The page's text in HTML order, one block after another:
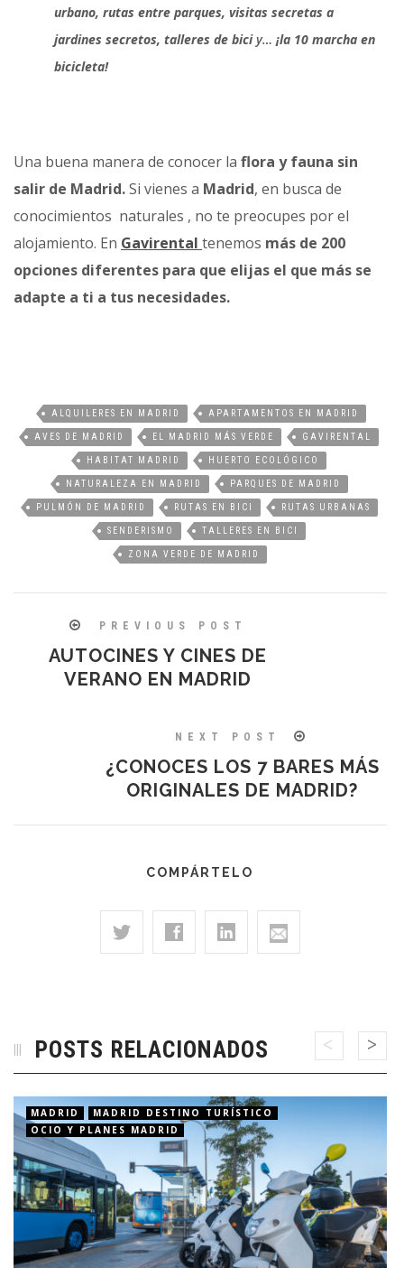
urbano, rutas entre parques, visitas secretas a
jardines secretos, talleres de biciy… ¡la 10 marcha en
bicicleta!
Una buena manera de conocer la flora y fauna sin
salir de Madrid.Si vienes a Madrid, en busca de
conocimientos naturales , no te preocupes por el
alojamiento. En Gavirental tenemos más de 200
opciones diferentes para que elijas el que más se
adapte a ti a tus necesidades.
ALQUILERES EN MADRID APARTAMENTOS EN MADRID
AVES DE MADRID EL MADRID MÁS VERDE GAVIRENTAL
HABITAT MADRID HUERTO ECOLÓGICO
NATURALEZA EN MADRID PARQUES DE MADRID
PULMÓN DE MADRID RUTAS EN BICI RUTAS URBANAS
SENDERISMO TALLERES EN BICI
ZONA VERDE DE MADRID
PREVIOUS POST
AUTOCINES Y CINES DE
VERANO EN MADRID
NEXT POST
¿CONOCES LOS 7 BARES MÁS
ORIGINALES DE MADRID?
COMPÁRTELO
POSTS RELACIONADOS
MADRID
MADRID DESTINO TURÍSTICO
OCIO Y PLANES MADRID